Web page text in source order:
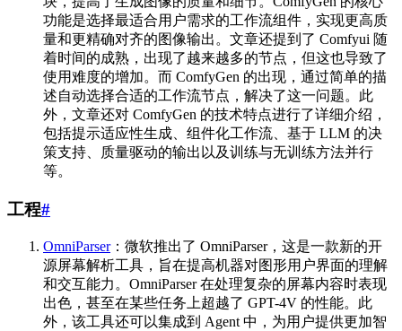
功能是选择最适合用户需求的工作流组件，实现更高质
量和更精确对齐的图像输出。文章还提到了 Comfyui 随
着时间的成熟，出现了越来越多的节点，但这也导致了
使用难度的增加。而 ComfyGen 的出现，通过简单的描
述自动选择合适的工作流节点，解决了这一问题。此
外，文章还对 ComfyGen 的技术特点进行了详细介绍，
包括提示适应性生成、组件化工作流、基于 LLM 的决
策支持、质量驱动的输出以及训练与无训练方法并行
等。
工程#
OmniParser：微软推出了 OmniParser，这是一款新的开
源屏幕解析工具，旨在提高机器对图形用户界面的理解
和交互能力。OmniParser 在处理复杂的屏幕内容时表现
出色，甚至在某些任务上超越了 GPT-4V 的性能。此
外，该工具还可以集成到 Agent 中，为用户提供更加智